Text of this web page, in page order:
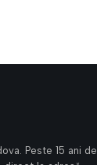
Peste 15 ani de